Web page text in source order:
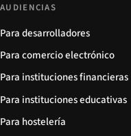
AUDIENCIAS
Para desarrolladores
Para comercio electrónico
Para instituciones financieras
Para instituciones educativas
Para hostelería